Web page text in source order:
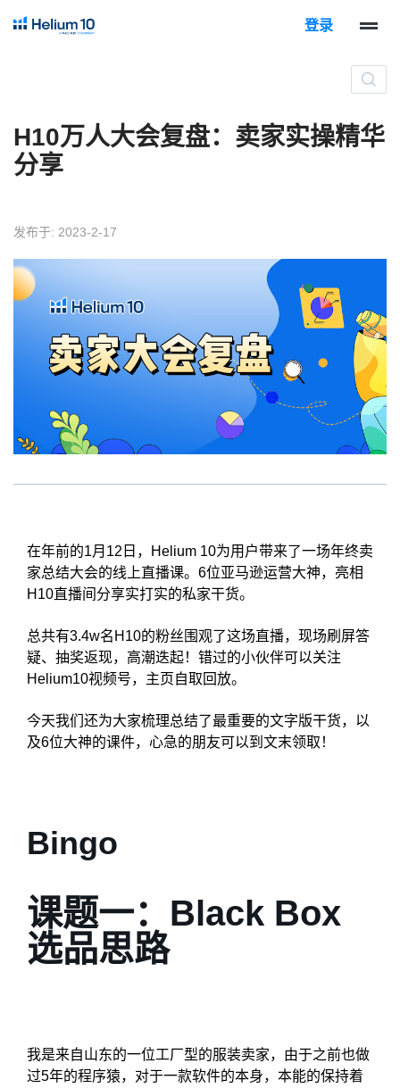
登录
H10万人大会复盘：卖家实操精华
分享
发布于: 2023-2-17
在年前的1月12日，Helium 10为用户带来了一场年终卖
家总结大会的线上直播课。6位亚马逊运营大神，亮相
H10直播间分享实打实的私家干货。
总共有3.4w名H10的粉丝围观了这场直播，现场刷屏答
疑、抽奖返现，高潮迭起！错过的小伙伴可以关注
Helium10视频号，主页自取回放。
今天我们还为大家梳理总结了最重要的文字版干货，以
及6位大神的课件，心急的朋友可以到文末领取！
Bingo
课题一：Black Box
选品思路
我是来自山东的一位工厂型的服装卖家，由于之前也做
过5年的程序猿，对于一款软件的本身，本能的保持着